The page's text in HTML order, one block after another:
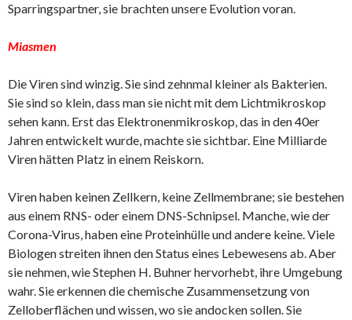
Sparringspartner, sie brachten unsere Evolution voran.
Miasmen
Die Viren sind winzig. Sie sind zehnmal kleiner als Bakterien.
Sie sind so klein, dass man sie nicht mit dem Lichtmikroskop
sehen kann. Erst das Elektronenmikroskop, das in den 40er
Jahren entwickelt wurde, machte sie sichtbar. Eine Milliarde
Viren hätten Platz in einem Reiskorn.
Viren haben keinen Zellkern, keine Zellmembrane; sie bestehen
aus einem RNS- oder einem DNS-Schnipsel. Manche, wie der
Corona-Virus, haben eine Proteinhülle und andere keine. Viele
Biologen streiten ihnen den Status eines Lebewesens ab. Aber
sie nehmen, wie Stephen H. Buhner hervorhebt, ihre Umgebung
wahr. Sie erkennen die chemische Zusammensetzung von
Zelloberflächen und wissen, wo sie andocken sollen. Sie